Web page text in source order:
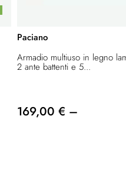
Paciano
Armadio multiuso in legno
2 ante battenti e 5...
169,00 € –